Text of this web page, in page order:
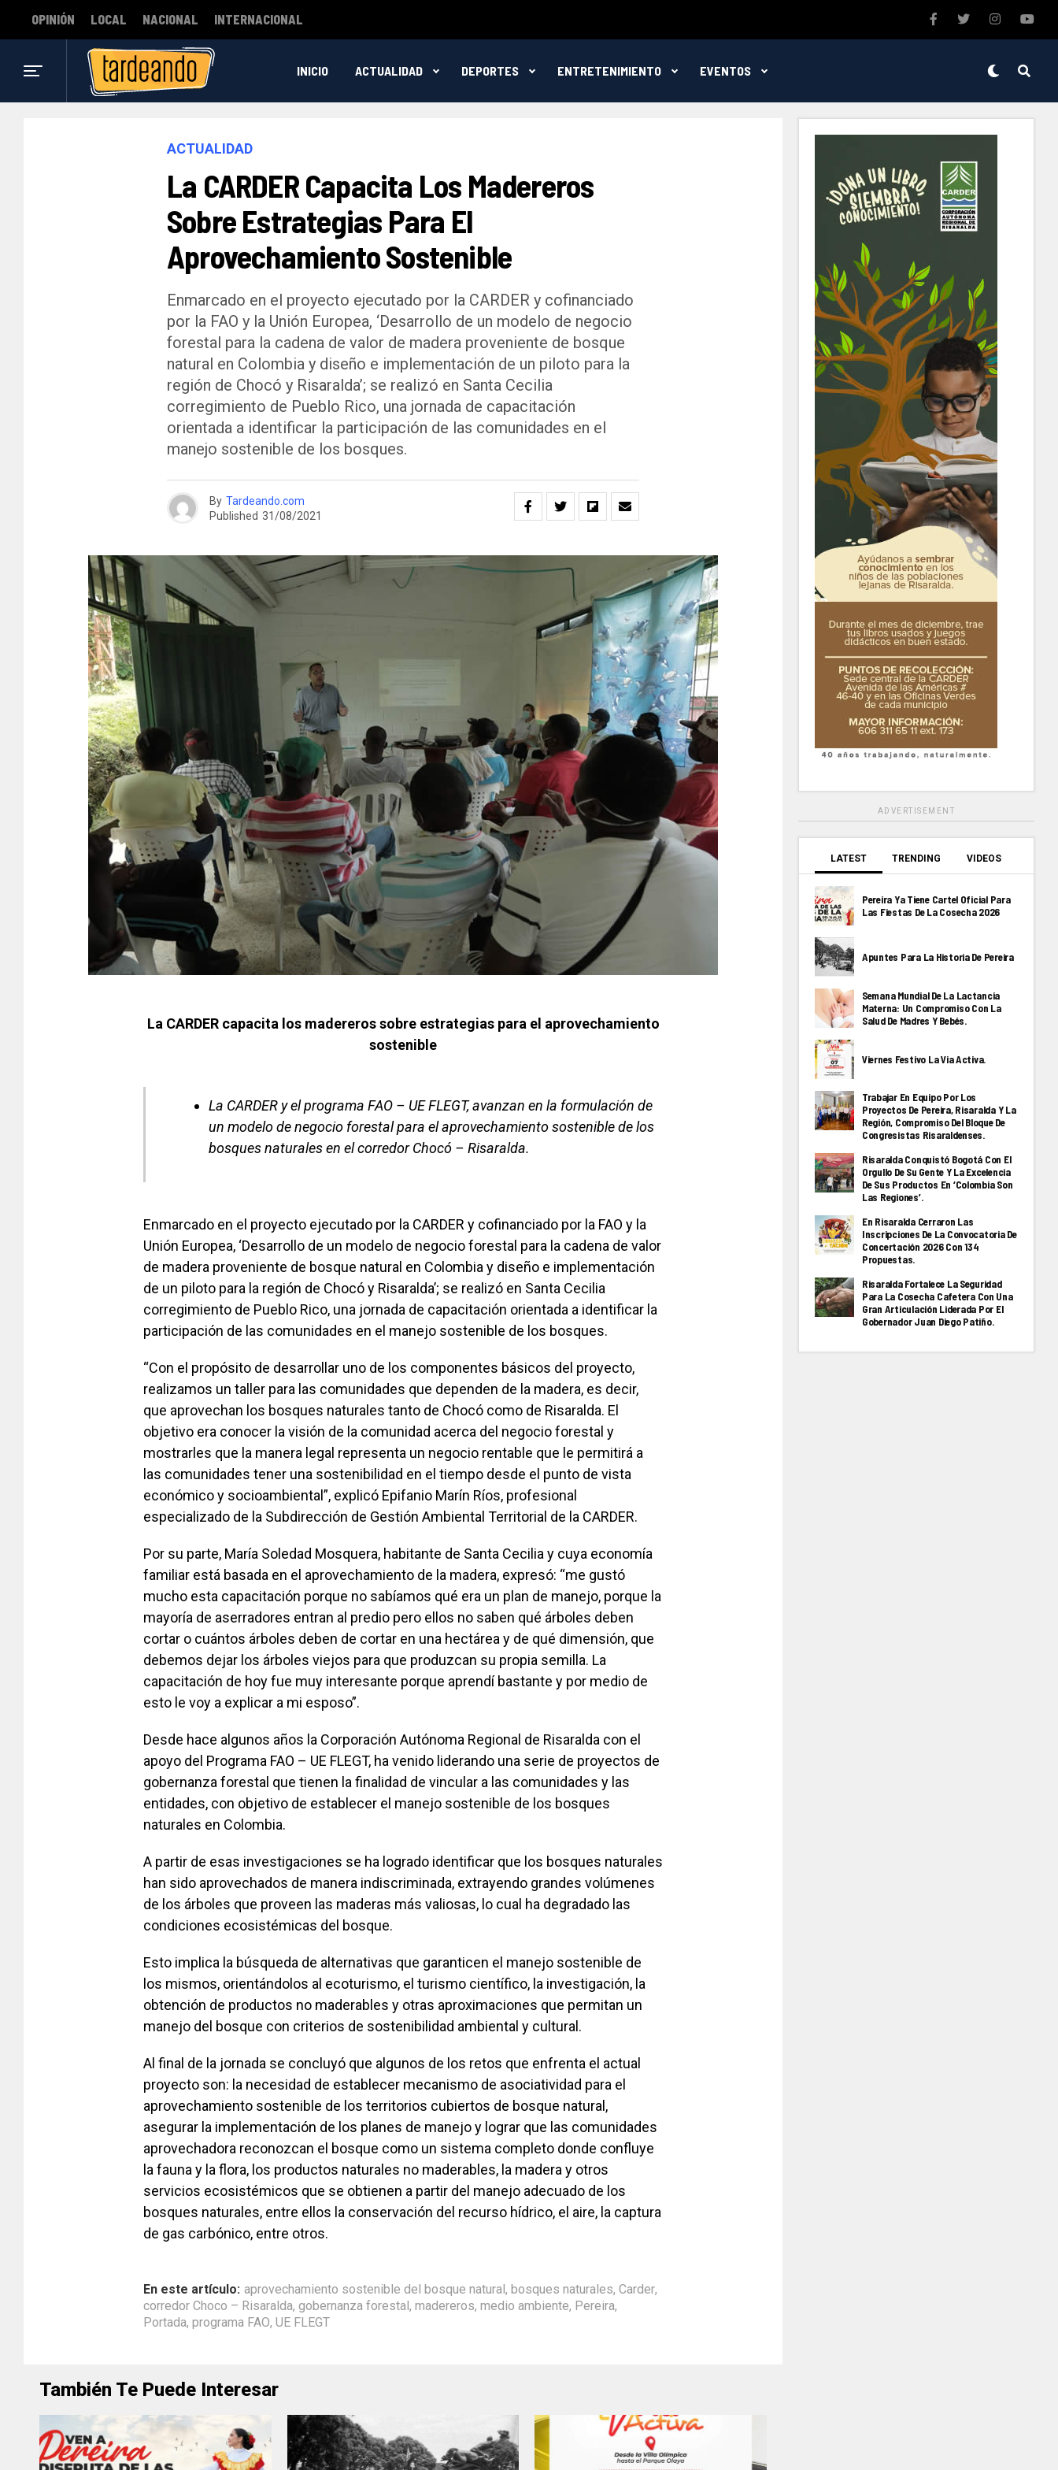
OPINIÓN LOCAL NACIONAL INTERNACIONAL
INICIO ACTUALIDAD DEPORTES ENTRETENIMIENTO EVENTOS
ACTUALIDAD
La CARDER Capacita Los Madereros
Sobre Estrategias Para El
Aprovechamiento Sostenible
Enmarcado en el proyecto ejecutado por la CARDER y cofinanciado
por la FAO y la Unión Europea, ‘Desarrollo de un modelo de negocio
forestal para la cadena de valor de madera proveniente de bosque
natural en Colombia y diseño e implementación de un piloto para la
región de Chocó y Risaralda’; se realizó en Santa Cecilia
corregimiento de Pueblo Rico, una jornada de capacitación
orientada a identificar la participación de las comunidades en el
manejo sostenible de los bosques.
By Tardeando.com
Published 31/08/2021
La CARDER capacita los madereros sobre estrategias para el aprovechamiento
sostenible
La CARDER y el programa FAO – UE FLEGT, avanzan en la formulación de
un modelo de negocio forestal para el aprovechamiento sostenible de los
bosques naturales en el corredor Chocó – Risaralda.
Enmarcado en el proyecto ejecutado por la CARDER y cofinanciado por la FAO y la
Unión Europea, ‘Desarrollo de un modelo de negocio forestal para la cadena de valor
de madera proveniente de bosque natural en Colombia y diseño e implementación
de un piloto para la región de Chocó y Risaralda’; se realizó en Santa Cecilia
corregimiento de Pueblo Rico, una jornada de capacitación orientada a identificar la
participación de las comunidades en el manejo sostenible de los bosques.
“Con el propósito de desarrollar uno de los componentes básicos del proyecto,
realizamos un taller para las comunidades que dependen de la madera, es decir,
que aprovechan los bosques naturales tanto de Chocó como de Risaralda. El
objetivo era conocer la visión de la comunidad acerca del negocio forestal y
mostrarles que la manera legal representa un negocio rentable que le permitirá a
las comunidades tener una sostenibilidad en el tiempo desde el punto de vista
económico y socioambiental”, explicó Epifanio Marín Ríos, profesional
especializado de la Subdirección de Gestión Ambiental Territorial de la CARDER.
Por su parte, María Soledad Mosquera, habitante de Santa Cecilia y cuya economía
familiar está basada en el aprovechamiento de la madera, expresó: “me gustó
mucho esta capacitación porque no sabíamos qué era un plan de manejo, porque la
mayoría de aserradores entran al predio pero ellos no saben qué árboles deben
cortar o cuántos árboles deben de cortar en una hectárea y de qué dimensión, que
debemos dejar los árboles viejos para que produzcan su propia semilla. La
capacitación de hoy fue muy interesante porque aprendí bastante y por medio de
esto le voy a explicar a mi esposo”.
Desde hace algunos años la Corporación Autónoma Regional de Risaralda con el
apoyo del Programa FAO – UE FLEGT, ha venido liderando una serie de proyectos de
gobernanza forestal que tienen la finalidad de vincular a las comunidades y las
entidades, con objetivo de establecer el manejo sostenible de los bosques
naturales en Colombia.
A partir de esas investigaciones se ha logrado identificar que los bosques naturales
han sido aprovechados de manera indiscriminada, extrayendo grandes volúmenes
de los árboles que proveen las maderas más valiosas, lo cual ha degradado las
condiciones ecosistémicas del bosque.
Esto implica la búsqueda de alternativas que garanticen el manejo sostenible de
los mismos, orientándolos al ecoturismo, el turismo científico, la investigación, la
obtención de productos no maderables y otras aproximaciones que permitan un
manejo del bosque con criterios de sostenibilidad ambiental y cultural.
Al final de la jornada se concluyó que algunos de los retos que enfrenta el actual
proyecto son: la necesidad de establecer mecanismo de asociatividad para el
aprovechamiento sostenible de los territorios cubiertos de bosque natural,
asegurar la implementación de los planes de manejo y lograr que las comunidades
aprovechadora reconozcan el bosque como un sistema completo donde confluye
la fauna y la flora, los productos naturales no maderables, la madera y otros
servicios ecosistémicos que se obtienen a partir del manejo adecuado de los
bosques naturales, entre ellos la conservación del recurso hídrico, el aire, la captura
de gas carbónico, entre otros.
En este artículo: aprovechamiento sostenible del bosque natural, bosques naturales, Carder,
corredor Choco – Risaralda, gobernanza forestal, madereros, medio ambiente, Pereira,
Portada, programa FAO, UE FLEGT
También Te Puede Interesar
ADVERTISEMENT
LATEST TRENDING VIDEOS
Pereira Ya Tiene Cartel Oficial Para
Las Fiestas De La Cosecha 2026
Apuntes Para La Historia De Pereira
Semana Mundial De La Lactancia
Materna: Un Compromiso Con La
Salud De Madres Y Bebés.
Viernes Festivo La Via Activa.
Trabajar En Equipo Por Los
Proyectos De Pereira, Risaralda Y La
Región, Compromiso Del Bloque De
Congresistas Risaraldenses.
Risaralda Conquistó Bogotá Con El
Orgullo De Su Gente Y La Excelencia
De Sus Productos En ‘Colombia Son
Las Regiones’.
En Risaralda Cerraron Las
Inscripciones De La Convocatoria De
Concertación 2026 Con 134
Propuestas.
Risaralda Fortalece La Seguridad
Para La Cosecha Cafetera Con Una
Gran Articulación Liderada Por El
Gobernador Juan Diego Patiño.